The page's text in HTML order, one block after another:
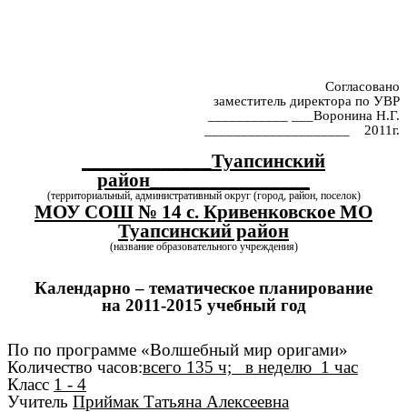
Согласовано
заместитель директора по УВР
___________ ___Воронина Н.Г.
____________________ 2011г.
_____________Туапсинский
район________________
(территориальный, административный округ (город, район, поселок)
МОУ СОШ № 14 с. Кривенковское МО
Туапсинский район
(название образовательного учреждения)
Календарно – тематическое планирование
на 2011-2015 учебный год
По по программе «Волшебный мир оригами»
Количество часов:всего 135 ч; в неделю 1 час
Класс 1 - 4
Учитель Приймак Татьяна Алексеевна